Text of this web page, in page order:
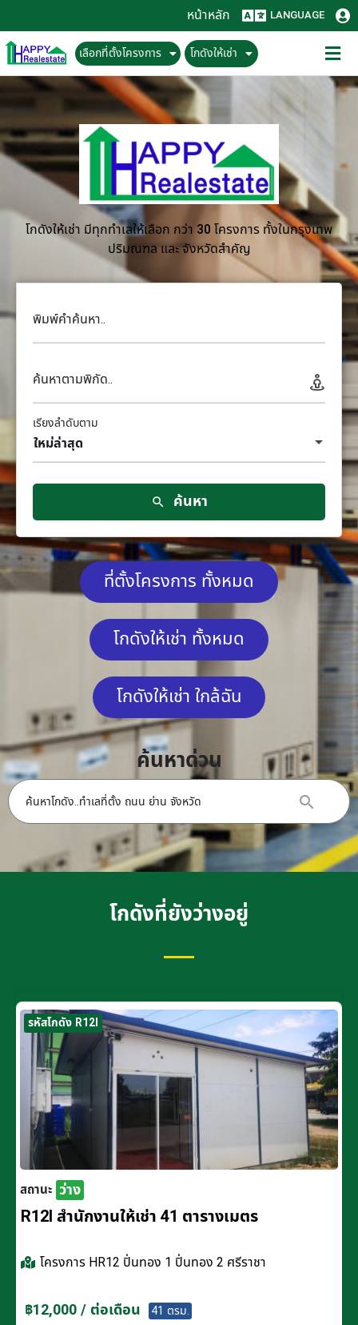
หน้าหลัก LANGUAGE
เลือกที่ตั้งโครงการ โกดังให้เช่า
โกดังให้เช่า มีทุกทำเลให้เลือก กว่า 30 โครงการ ทั้งในกรุงเทพ
ปริมณฑล และ จังหวัดสำคัญ
พิมพ์คำค้นหา..
ค้นหาตามพิกัด..
ใหม่ล่าสุด
เรียงลำดับตาม
ค้นหา
ที่ตั้งโครงการ ทั้งหมด
โกดังให้เช่า ทั้งหมด
โกดังให้เช่า ใกล้ฉัน
ค้นหาด่วน
โกดังที่ยังว่างอยู่
รหัสโกดัง R12I
สถานะ ว่าง
R12I สำนักงานให้เช่า 41 ตารางเมตร
โครงการ HR12 ปิ่นทอง 1 ปิ่นทอง 2 ศรีราชา
฿12,000 / ต่อเดือน 41 ตรม.